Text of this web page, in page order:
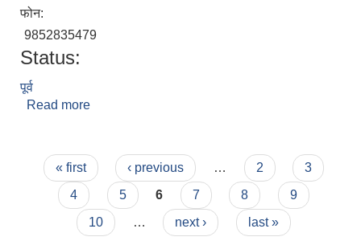
फोन:
9852835479
Status:
पूर्व
Read more
Pages
« first ‹ previous … 2
3
4
5 6 7 8
9
10
… next › last »